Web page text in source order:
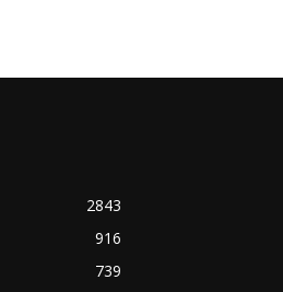
2843
916
739